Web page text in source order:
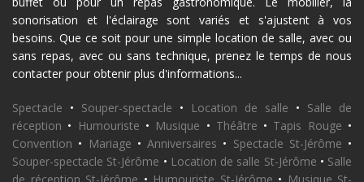
sonorisation et l'éclairage sont variés et s'ajustent à vos
besoins. Que ce soit pour une simple location de salle, avec ou
sans repas, avec ou sans technique, prenez le temps de nous
contacter pour obtenir plus d'informations...
Spectacle • Souper-spectacle • Location de salle • Salle de
réception • Humouriste • Musique • Théâtre • Tapis Rouge •
Convention • Mariage • Anniversaires • Spectacle St-Jérôme •
Souper-spectacle St-Jérôme • Location de salle St-Jérôme • Salle
de réception St-Jérôme • Humouriste St-Jérôme • Musique St-